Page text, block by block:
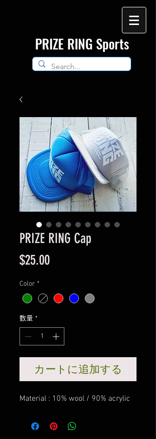
​PRIZE RING Sports
PRIZE RING Cap
$25.00価
Color *
数量 *
カートに追加する
Material : 10% wool / 90% acrylic